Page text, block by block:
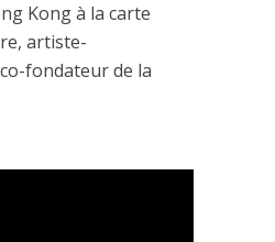
Kong à la carte
artiste-
fondateur de la